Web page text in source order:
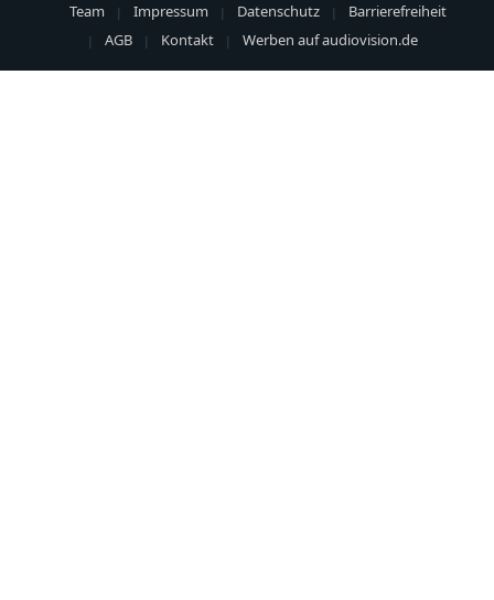
Team Impressum Datenschutz
Barrierefreiheit
AGB
Kontakt Werben auf audiovision.de